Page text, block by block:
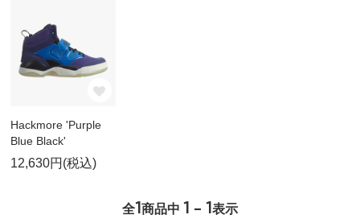
Hackmore 'Purple
Blue Black'
12,630円(税込)
全1商品中 1 - 1表示